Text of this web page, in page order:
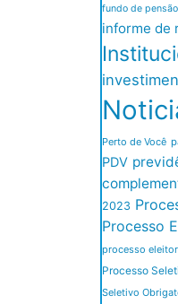
fundo de pensão
informe de
Perto de Você
PDV
2023
Processo
processo
Processo
Seletivo